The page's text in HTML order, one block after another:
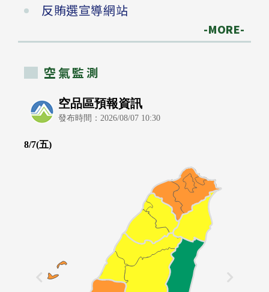
反賄選宣導網站
-MORE-
空氣監測